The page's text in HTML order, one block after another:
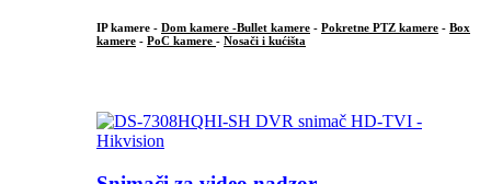
IP kamere - Dom kamere -Bullet kamere - Pokretne PTZ kamere - Box
kamere - PoC kamere - Nosači i kućišta